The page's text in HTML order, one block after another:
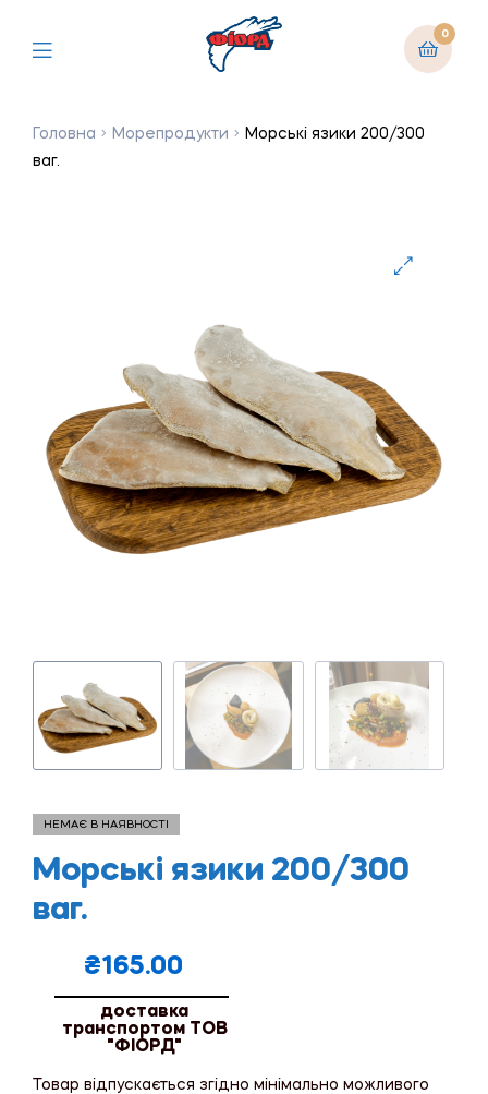
0
Головна Морепродукти
Морські язики 200/300
ваг.
НЕМАЄ В НАЯВНОСТІ
Морські язики 200/300
ваг.
₴165.00
доставка
транспортом ТОВ
"ФІОРД"
Товар відпускається згідно мінімально можливого